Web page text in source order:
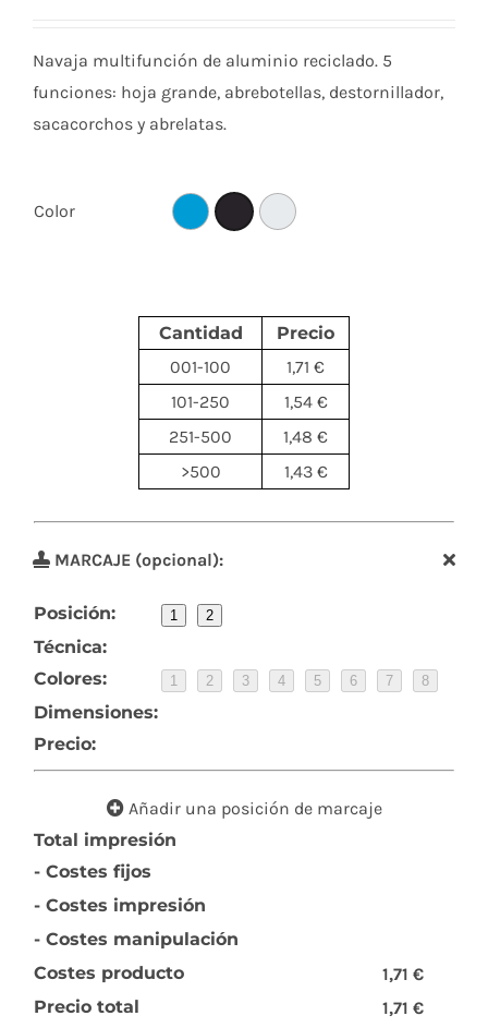
Navaja multifunción de aluminio reciclado. 5
funciones: hoja grande, abrebotellas, destornillador,
sacacorchos y abrelatas.
Color
Cantidad
Precio
001-100
1,71 €
101-250
1,54 €
251-500
1,48 €
>500
1,43 €
MARCAJE (opcional):
Posición: 1 2
Técnica:
Colores:
1 2 3 4 5 6 7 8
Dimensiones:
Precio:
Añadir una posición de marcaje
Total impresión
- Costes fijos
- Costes impresión
- Costes manipulación
Costes producto
1,71 €
Precio total
1,71 €